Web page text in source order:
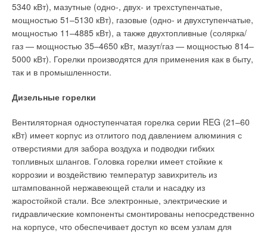
5340 кВт), мазутные (одно-, двух- и трехступенчатые,
мощностью 51–5130 кВт), газовые (одно- и двухступенчатые,
мощностью 11–4885 кВт), а также двухтопливные (солярка/
газ — мощностью 35–4650 кВт, мазут/газ — мощностью 814–
5000 кВт). Горелки производятся для применения как в быту,
так и в промышленности.
Дизельные горелки
Вентиляторная одноступенчатая горелка серии REG (21–60
кВт) имеет корпус из отлитого под давлением алюминия с
отверстиями для забора воздуха и подводки гибких
топливных шлангов. Головка горелки имеет стойкие к
коррозии и воздействию температур завихритель из
штампованной нержавеющей стали и насадку из
жаростойкой стали. Все электронные, электрические и
гидравлические компоненты смонтированы непосредственно
на корпусе, что обеспечивает доступ ко всем узлам для